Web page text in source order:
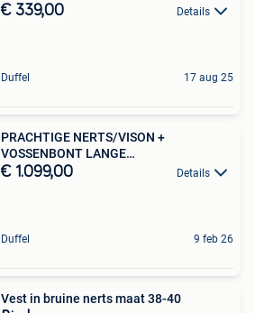
€ 339,00 Details
Duffel 17 aug 25
PRACHTIGE NERTS/VISON +
VOSSENBONT LANGE
MANTEL*38/42*TOP*
€ 1.099,00 Details
Duffel 9 feb 26
Vest in bruine nerts maat 38-40